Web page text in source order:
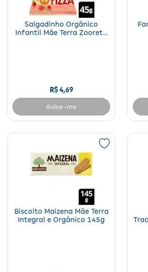
Salgadinho Orgânico
Infantil Mãe Terra Zooreta
R$ 4,69
Avise-me
Biscoito Maizena Mãe Terra
Integral e Orgânico 145g